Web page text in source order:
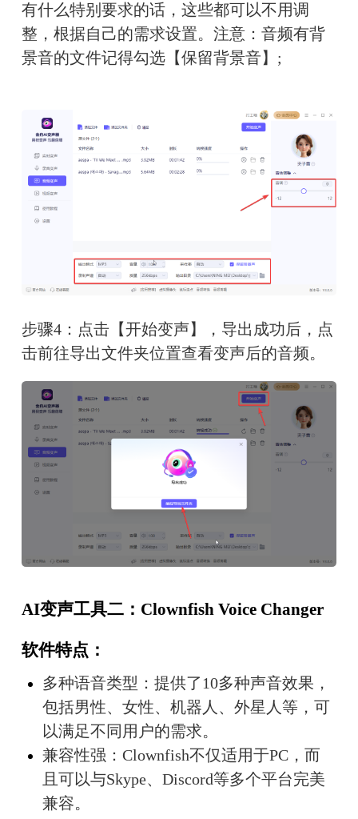
有什么特别要求的话，这些都可以不用调
整，根据自己的需求设置。 注意：音频有背
景音的文件记得勾选【保留背景音】;
步骤4：点击【开始变声】，导出成功后，点
击前往导出文件夹位置查看变声后的音频。
AI变声工具二：Clownfish Voice Changer
软件特点：
多种语音类型：提供了10多种声音效果，
包括男性、女性、机器人、外星人等，可
以满足不同用户的需求。
兼容性强：Clownfish不仅适用于PC，而
且可以与Skype、Discord等多个平台完美
兼容。